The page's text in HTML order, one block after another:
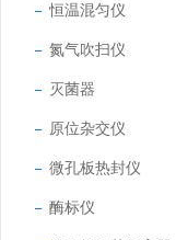
恒温混匀仪
氮气吹扫仪
灭菌器
原位杂交仪
微孔板热封仪
酶标仪